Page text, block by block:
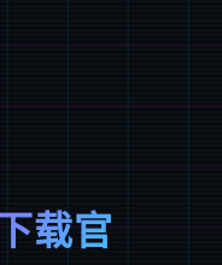
载官